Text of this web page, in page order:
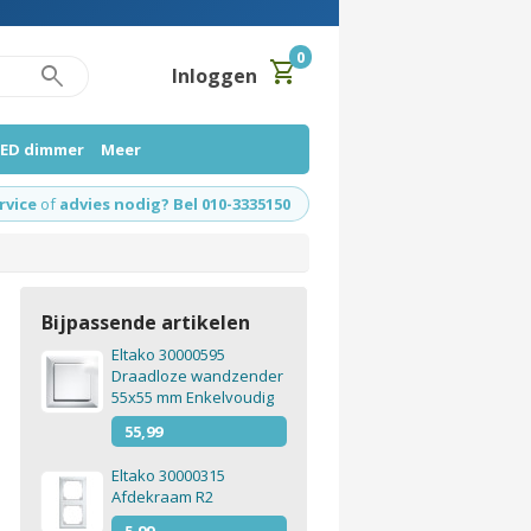
search Inloggen shopping_cart0
dimmer Meer
of advies nodig? Bel 010-3335150
Bijpassende artikelen
Eltako 30000595
Draadloze wandzender
55x55 mm Enkelvoudig
55,99
Eltako 30000315
Afdekraam R2